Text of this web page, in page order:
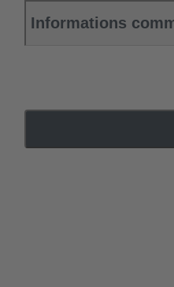
Informations